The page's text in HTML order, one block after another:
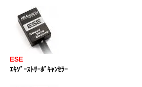
ESE
ｴｷｿﾞｰｽﾄｻｰﾎﾞｷｬﾝｾﾗｰ